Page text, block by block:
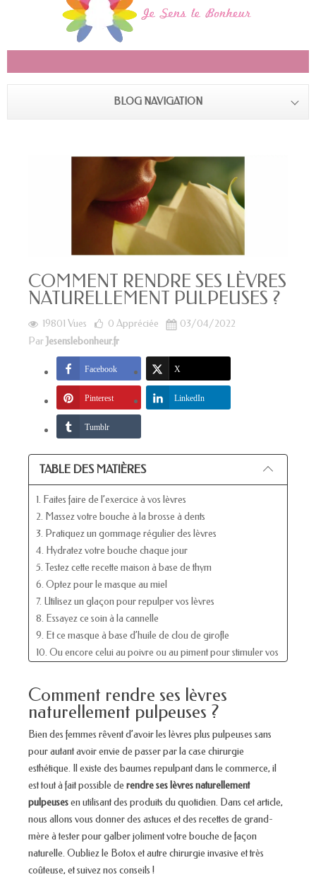
BLOG NAVIGATION
COMMENT RENDRE SES LÈVRES
NATURELLEMENT PULPEUSES ?
19801 Vues 0 Appréciée
03/04/2022
ParJesenslebonheur.fr
Facebook X
Pinterest LinkedIn
Tumblr
TABLE DES MATIÈRES
1. Faites faire de l’exercice à vos lèvres
2. Massez votre bouche à la brosse à dents
3. Pratiquez un gommage régulier des lèvres
4. Hydratez votre bouche chaque jour
5. Testez cette recette maison à base de thym
6. Optez pour le masque au miel
7. Utilisez un glaçon pour repulper vos lèvres
8. Essayez ce soin à la cannelle
9. Et ce masque à base d’huile de clou de girofle
10. Ou encore celui au poivre ou au piment pour stimuler vos
11. Ayez toujours un flacon d’huile essentielle de menthe
poivrée
Comment rendre ses lèvres
naturellement pulpeuses ?
Bien des femmes rêvent d’avoir les lèvres plus pulpeuses sans
pour autant avoir envie de passer par la case chirurgie
esthétique. Il existe des baumes repulpant dans le commerce, il
est tout à fait possible de rendre ses lèvres naturellement
pulpeusesen utilisant des produits du quotidien. Dans cet article,
nous allons vous donner des astuces et des recettes de grand-
mère à tester pour galber joliment votre bouche de façon
naturelle. Oubliez le Botox et autre chirurgie invasive et très
coûteuse, et suivez nos conseils !